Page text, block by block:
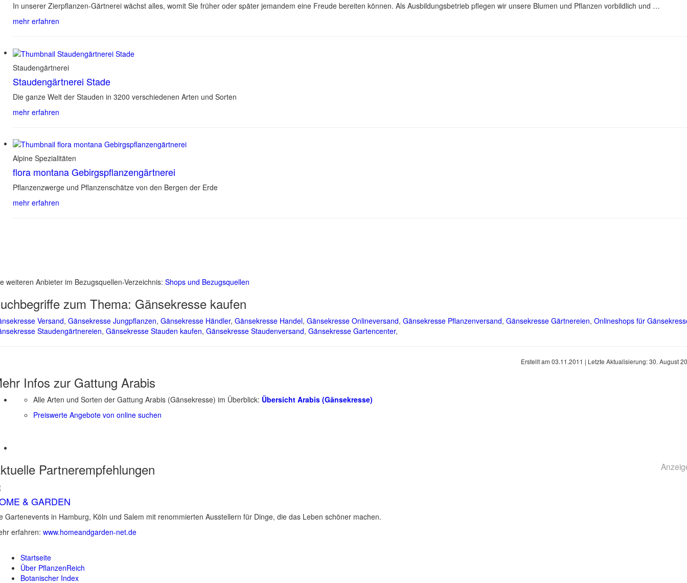
In unserer Zierpflanzen-Gärtnerei wächst alles, womit Sie früher oder später jemandem eine Freude bereiten können. Als Ausbildungsbetrieb pflegen wir unsere Blumen und Pflanzen vorbildlich und …
mehr erfahren
Staudengärtnerei
Staudengärtnerei Stade
Die ganze Welt der Stauden in 3200 verschiedenen Arten und Sorten
mehr erfahren
Alpine Spezialitäten
flora montana Gebirgspflanzengärtnerei
Pflanzenzwerge und Pflanzenschätze von den Bergen der Erde
mehr erfahren
weiteren Anbieter im Bezugsquellen-Verzeichnis: Shops und Bezugsquellen
zum Thema: Gänsekresse kaufen
Versand, Gänsekresse Jungpflanzen, Gänsekresse Händler, Gänsekresse Handel, Gänsekresse Onlineversand, Gänsekresse Pflanzenversand, Gänsekresse Gärtnereien, Onlineshops für
Staudengärtnereien, Gänsekresse Stauden kaufen, Gänsekresse Staudenversand, Gänsekresse Gartencenter,
Erstellt am 03.11.2011 | Letzte Aktualisierung:30. August
Infos zur Gattung Arabis
Alle Arten und Sorten der Gattung Arabis (Gänsekresse) im Überblick: Übersicht Arabis (Gänsekresse)
Preiswerte Angebote von online suchen
Partnerempfehlungen
& GARDEN
Gartenevents in Hamburg, Köln und Salem mit renommierten Ausstellern für Dinge, die das Leben schöner machen.
erfahren: www.homeandgarden-net.de
Startseite
Über PflanzenReich
Botanischer Index